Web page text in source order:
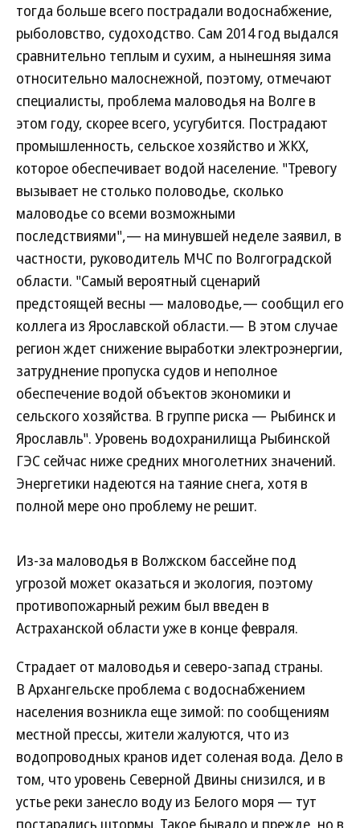
тогда больше всего пострадали водоснабжение,
рыболовство, судоходство. Сам 2014 год выдался
сравнительно теплым и сухим, а нынешняя зима
относительно малоснежной, поэтому, отмечают
специалисты, проблема маловодья на Волге в
этом году, скорее всего, усугубится. Пострадают
промышленность, сельское хозяйство и ЖКХ,
которое обеспечивает водой население. "Тревогу
вызывает не столько половодье, сколько
маловодье со всеми возможными
последствиями",— на минувшей неделе заявил, в
частности, руководитель МЧС по Волгоградской
области. "Самый вероятный сценарий
предстоящей весны — маловодье,— сообщил его
коллега из Ярославской области.— В этом случае
регион ждет снижение выработки электроэнергии,
затруднение пропуска судов и неполное
обеспечение водой объектов экономики и
сельского хозяйства. В группе риска — Рыбинск и
Ярославль". Уровень водохранилища Рыбинской
ГЭС сейчас ниже средних многолетних значений.
Энергетики надеются на таяние снега, хотя в
полной мере оно проблему не решит.
Из-за маловодья в Волжском бассейне под
угрозой может оказаться и экология, поэтому
противопожарный режим был введен в
Астраханской области уже в конце февраля.
Страдает от маловодья и северо-запад страны.
В Архангельске проблема с водоснабжением
населения возникла еще зимой: по сообщениям
местной прессы, жители жалуются, что из
водопроводных кранов идет соленая вода. Дело в
том, что уровень Северной Двины снизился, и в
устье реки занесло воду из Белого моря — тут
постарались штормы. Такое бывало и прежде, но в